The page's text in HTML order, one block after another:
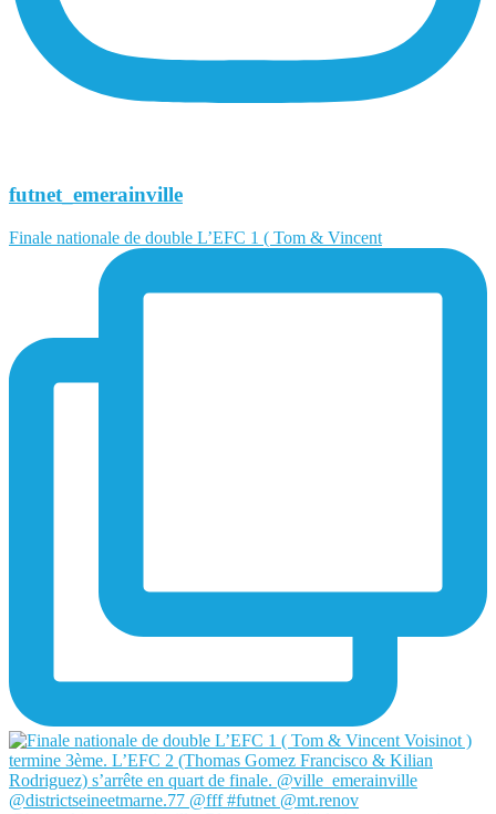
futnet_emerainville
Finale nationale de double L’EFC 1 ( Tom & Vincent